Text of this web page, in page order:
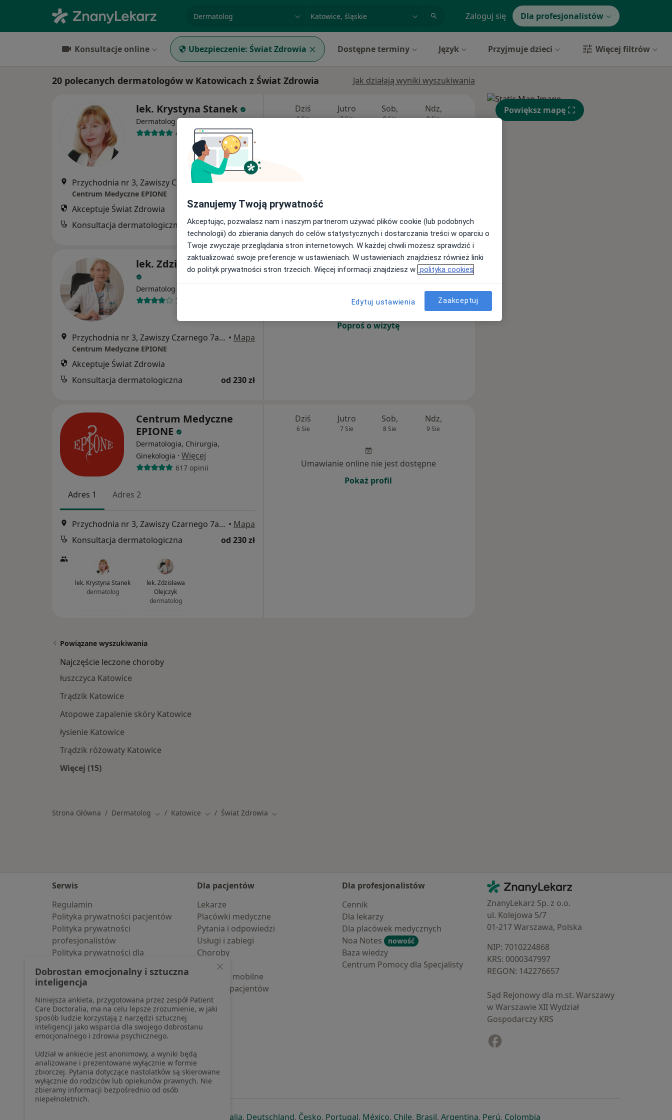
miasto lub dzielnica Zaloguj się Dla profesjonalistów
Konsultacje online Ubezpieczenie: Świat Zdrowia Dostępne terminy Język Przyjmuje dzieci Więcej filtrów
20 polecanych dermatologów w Katowicach z Świat Zdrowia Jak działają wyniki wyszukiwania
lek. Krystyna Stanek
Dermatolog ·Więcej
42 opinie
Centrum Medyczne EPIONE
Akceptuje Świat Zdrowia
Konsultacja dermatologiczna
od 230 zł
Dziś
6 Sie
Jutro
7 Sie
Sob,
8 Sie
Ndz,
9 Sie 10 Sie
Wt, Śr,
lek. Zdzisława Olejczyk
Dermatolog
75 opinii
Przychodnia nr 3, Zawiszy Czarnego 7a, Katowice, Katowice • Mapa
Centrum Medyczne EPIONE
Akceptuje Świat Zdrowia
Konsultacja dermatologiczna
od 230 zł
Dziś
6 Sie
Jutro
7 Sie
Sob,
8 Sie
Ndz,
9 Sie
Pon,
10 Sie
Umawianie online nie jest dostępne
Poproś o wizytę
Centrum Medyczne
EPIONE
Dermatologia, Chirurgia,
Ginekologia · Więcej
617 opinii
Adres 1 Adres 2
Przychodnia nr 3, Zawiszy Czarnego 7a, Katowice, Katowice • Mapa
Konsultacja dermatologiczna
od 230 zł
lek. Krystyna Stanek
dermatolog
lek. Zdzisława
Olejczyk
dermatolog
Dziś
6 Sie
Jutro
7 Sie
Sob,
8 Sie
Ndz,
9 Sie
Umawianie online nie jest dostępne
Pokaż profil
Powiększ mapę
Powiązane wyszukiwania
Najczęście leczone choroby
łuszczyca Katowice
Trądzik Katowice
Atopowe zapalenie skóry Katowice
łysienie Katowice
Trądzik różowaty Katowice
Więcej (15)
Strona Główna Dermatolog Zmień miasto
Katowice Zmień miasto
Świat Zdrowia Zmień miasto
Serwis
Regulamin
Polityka prywatności pacjentów
Polityka prywatności
profesjonalistów
Polityka prywatności dla
pozyskaliśmy samodzielnie
Polityka cookies
Jak działają wyniki wyszukiwania
Dostępność
O nas
Praca Rekrutujemy!
Partnerzy
Centrum prasowe
Kontakt
Dla pacjentów
Lekarze
Placówki medyczne
Pytania i odpowiedzi
Usługi i zabiegi
Choroby
Pomoc
Aplikacje mobilne
Blog dla pacjentów
Dla profesjonalistów
Cennik
Dla lekarzy
Dla placówek medycznych
Noa Notes
nowość
Baza wiedzy
Centrum Pomocy dla Specjalisty
Kontakt
ZnanyLekarz - Strona główna
ZnanyLekarz Sp. z o.o.
ul. Kolejowa 5/7
01-217 Warszawa, Polska
NIP: ⁠7010224868
KRS: ⁠0000347997
REGON: ⁠142276657
Sąd Rejonowy dla m.st. Warszawy
w Warszawie XII Wydział
Gospodarczy KRS
otwiera się w nowej karcie
otwiera się w nowej karcie
otwiera się w nowej karcie
Italiaotwiera się w nowej karcie
, Deutschlandotwiera się w nowej karcie
, Českootwiera się w nowej karcie
, Portugalotwiera się w nowej karcie
, Méxicootwiera się w nowej karcie
, Chileotwiera się w nowej karcie
, Brasilotwiera się w nowej karcie
, Argentinaotwiera się w nowej karcie
, Perúotwiera się w nowej karcie
, Colombiaotwiera się w nowej karcie
Szanujemy Twoją prywatność
Akceptując, pozwalasz nam i naszym partnerom używać plików cookie (lub podobnych
technologii) do zbierania danych do celów statystycznych i dostarczania treści w oparciu o
Twoje zwyczaje przeglądania stron internetowych. W każdej chwili możesz sprawdzić i
zaktualizować swoje preferencje w ustawieniach. W ustawieniach znajdziesz również linki
do polityk prywatności stron trzecich. Więcej informacji znajdziesz w polityka cookies
Edytuj ustawienia Zaakceptuj
Dobrostan emocjonalny i sztuczna
inteligencja
Niniejsza ankieta, przygotowana przez zespół Patient
Care Doctoralia, ma na celu lepsze zrozumienie, w jaki
sposób ludzie korzystają z narzędzi sztucznej
inteligencji jako wsparcia dla swojego dobrostanu
emocjonalnego i zdrowia psychicznego.
Udział w ankiecie jest anonimowy, a wyniki będą
analizowane i prezentowane wyłącznie w formie
zbiorczej. Pytania dotyczące nastolatków są skierowane
wyłącznie do rodziców lub opiekunów prawnych. Nie
zbieramy informacji bezpośrednio od osób
niepełnoletnich.